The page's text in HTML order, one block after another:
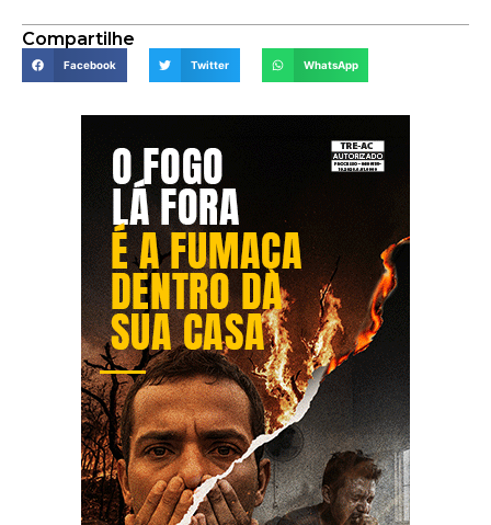
Compartilhe
Facebook Twitter WhatsApp